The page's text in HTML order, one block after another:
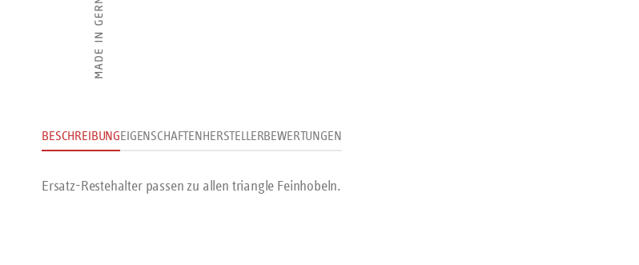
BESCHREIBUNGEIGENSCHAFTENHERSTELLERBEWERTUNGEN
Ersatz-Restehalter passen zu allen triangle Feinhobeln.